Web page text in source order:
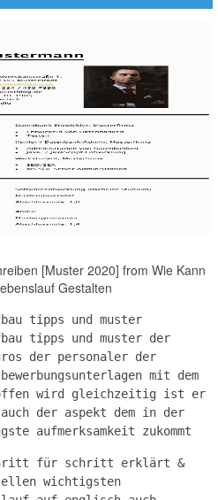
[Muster 2020] from Wie Kann
Gestalten
tipps und muster
tipps und muster der
der personaler der
mit dem
wird gleichzeitig ist er
der aspekt dem in der
aufmerksamkeit zukommt
für schritt erklärt &
wichtigsten